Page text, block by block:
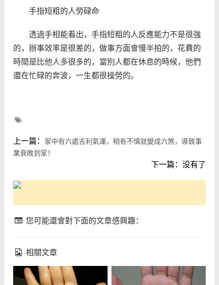
手指短粗的人勞碌命
透過手相能看出，手指短粗的人反應能力不是很強
的，辦事效率是很差的，做事方面會慢半拍的，花費的
時間是比他人多很多的，當別人都在休息的時候，他們
還在忙碌的奔波，一生都很操勞的。
上一篇： 家中有六處吉利氣運，稍有不慎就變成六煞，導致事
業衰敗到家！
下一篇：没有了
您可能還會對下面的文章感興趣：
相關文章